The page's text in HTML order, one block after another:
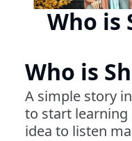
Who is
Who is
A simple story
to start learning
idea to listen